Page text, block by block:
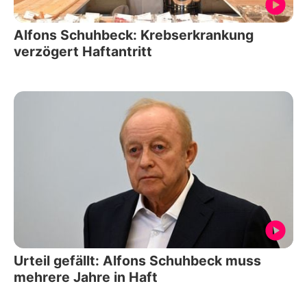
Alfons Schuhbeck: Krebserkrankung
verzögert Haftantritt
Urteil gefällt: Alfons Schuhbeck muss
mehrere Jahre in Haft